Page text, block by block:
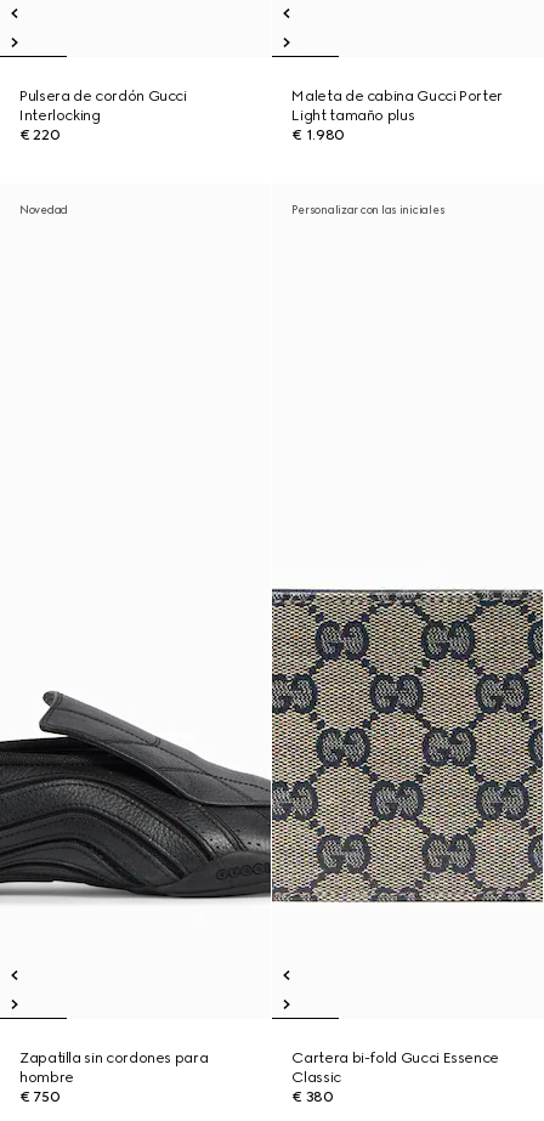
Pulsera de cordón Gucci
Interlocking
€ 220
Maleta de cabina Gucci Porter
Light tamaño plus
€ 1.980
Novedad
Zapatilla sin cordones para
hombre
€ 750
Personalizar con las iniciales
Cartera bi-fold Gucci Essence
Classic
€ 380